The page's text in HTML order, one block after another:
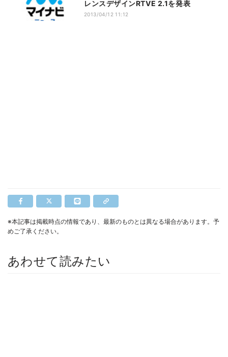
レンスデザインRTVE 2.1を発表
2013/04/12 11:12
※本記事は掲載時点の情報であり、最新のものとは異なる場合があります。予
めご了承ください。
あわせて読みたい